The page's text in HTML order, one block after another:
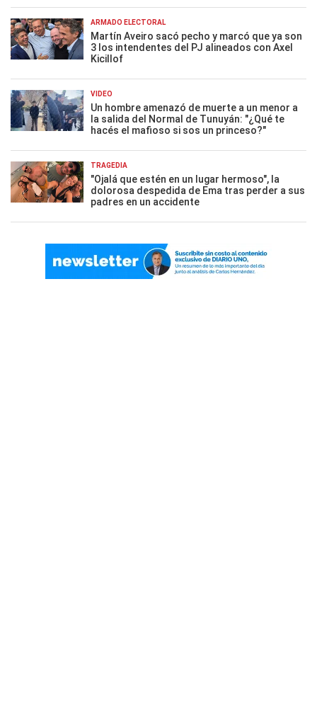
ARMADO ELECTORAL
Martín Aveiro sacó pecho y marcó que ya son
3 los intendentes del PJ alineados con Axel
Kicillof
VIDEO
Un hombre amenazó de muerte a un menor a
la salida del Normal de Tunuyán: "¿Qué te
hacés el mafioso si sos un princeso?"
TRAGEDIA
"Ojalá que estén en un lugar hermoso", la
dolorosa despedida de Ema tras perder a sus
padres en un accidente